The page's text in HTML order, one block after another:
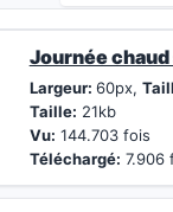
Journée
Largeur: 60px,
Taille: 21kb
Vu: 144.703 fois
Téléchargé: 7.906